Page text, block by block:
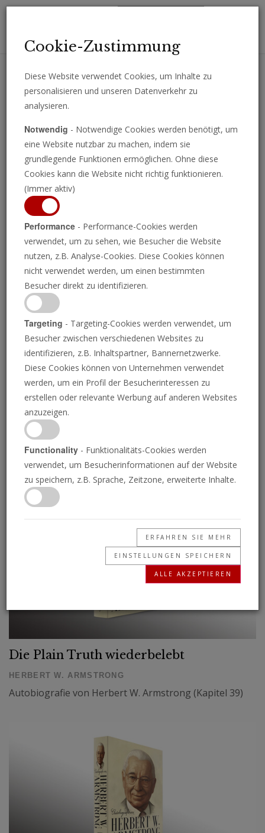
Erhalten Sie wichtige Analysen, Kommentare und Nachrichten
Sonderberichte
Den ganzen Weg bergauf
HERBERT W. ARMSTRONG
Autobiografie von Herbert W. Armstrong (Kapitel 35)
Die Plain Truth wiederbelebt
HERBERT W. ARMSTRONG
Autobiografie von Herbert W. Armstrong (Kapitel 39)
Cookie-Zustimmung
Diese Website verwendet Cookies, um Inhalte zu
personalisieren und unseren Datenverkehr zu
analysieren.
Notwendig - Notwendige Cookies werden benötigt, um
eine Website nutzbar zu machen, indem sie
grundlegende Funktionen ermöglichen. Ohne diese
Cookies kann die Website nicht richtig funktionieren.
(Immer aktiv)
Performance - Performance-Cookies werden
verwendet, um zu sehen, wie Besucher die Website
nutzen, z.B. Analyse-Cookies. Diese Cookies können
nicht verwendet werden, um einen bestimmten
Besucher direkt zu identifizieren.
Targeting - Targeting-Cookies werden verwendet, um
Besucher zwischen verschiedenen Websites zu
identifizieren, z.B. Inhaltspartner, Bannernetzwerke.
Diese Cookies können von Unternehmen verwendet
werden, um ein Profil der Besucherinteressen zu
erstellen oder relevante Werbung auf anderen Websites
anzuzeigen.
Functionality - Funktionalitäts-Cookies werden
verwendet, um Besucherinformationen auf der Website
zu speichern, z.B. Sprache, Zeitzone, erweiterte Inhalte.
ERFAHREN SIE MEHR
EINSTELLUNGEN SPEICHERN
ALLE AKZEPTIEREN